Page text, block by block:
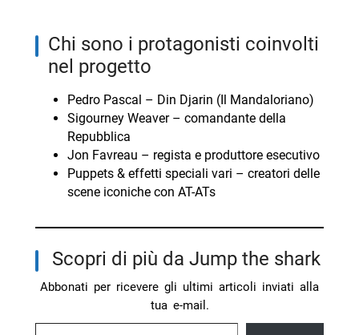
chi sono i protagonisti coinvolti
nel progetto
Pedro Pascal – Din Djarin (Il Mandaloriano)
Sigourney Weaver – comandante della
Repubblica
Jon Favreau – regista e produttore esecutivo
Puppets & effetti speciali vari – creatori delle
scene iconiche con AT-ATs
Scopri di più da Jump the shark
Abbonati per ricevere gli ultimi articoli inviati alla
tua e-mail.
Digita la tua e-mail...